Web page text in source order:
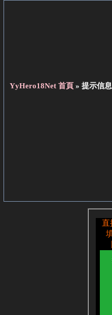
YyHero18Net 首頁 » 提示信息